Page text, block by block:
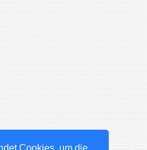
Cookies, um die